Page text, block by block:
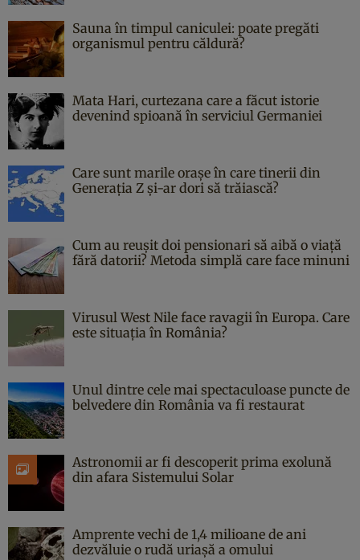
Sauna în timpul caniculei: poate pregăti
organismul pentru căldură?
Mata Hari, curtezana care a făcut istorie
devenind spioană în serviciul Germaniei
Care sunt marile orașe în care tinerii din
Generația Z și-ar dori să trăiască?
Cum au reușit doi pensionari să aibă o viață
fără datorii? Metoda simplă care face minuni
Virusul West Nile face ravagii în Europa. Care
este situația în România?
Unul dintre cele mai spectaculoase puncte de
belvedere din România va fi restaurat
Astronomii ar fi descoperit prima exolună
din afara Sistemului Solar
Amprente vechi de 1,4 milioane de ani
dezvăluie o rudă uriașă a omului